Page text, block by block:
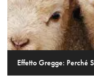
Effetto Gregge: Perché